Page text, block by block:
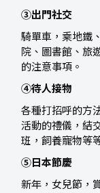
③出門社交
騎單車，乘地鐵
院、圖書館、旅
的注意事項。
④待人接物
各種打招呼的方
活動的禮儀，結
班，飼養寵物等
⑤日本節慶
新年，女兒節，